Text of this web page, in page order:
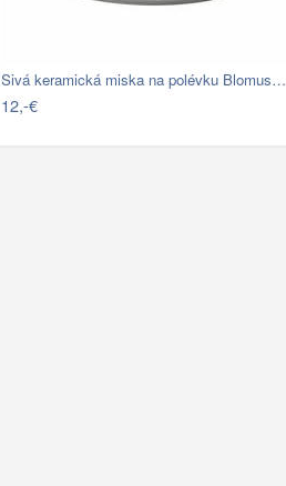
Sivá keramická miska na polévku Blomus…
12,-€